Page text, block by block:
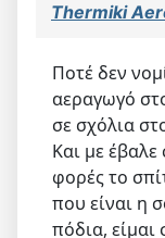
Thermiki
Ποτέ δεν
αεραγωγό
σε σχόλια
Και με
φορές το
που είναι η
πόδια, είμαι